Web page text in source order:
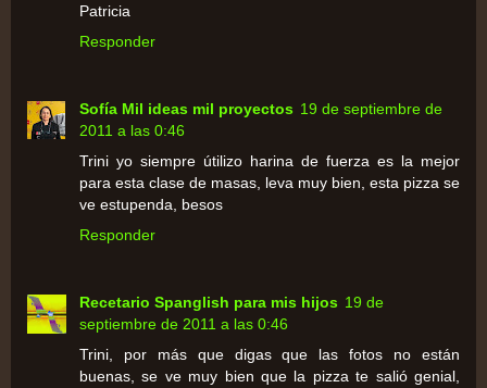
Patricia
Responder
Sofía Mil ideas mil proyectos 19 de septiembre de
2011 a las 0:46
Trini yo siempre útilizo harina de fuerza es la mejor
para esta clase de masas, leva muy bien, esta pizza se
ve estupenda, besos
Responder
Recetario Spanglish para mis hijos 19 de
septiembre de 2011 a las 0:46
Trini, por más que digas que las fotos no están
buenas, se ve muy bien que la pizza te salió genial,